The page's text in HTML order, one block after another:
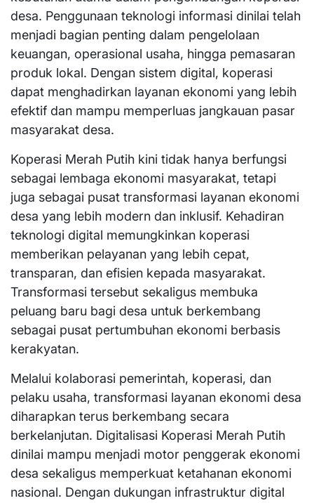
desa. Penggunaan teknologi informasi dinilai telah
menjadi bagian penting dalam pengelolaan
keuangan, operasional usaha, hingga pemasaran
produk lokal. Dengan sistem digital, koperasi
dapat menghadirkan layanan ekonomi yang lebih
efektif dan mampu memperluas jangkauan pasar
masyarakat desa.
Koperasi Merah Putih kini tidak hanya berfungsi
sebagai lembaga ekonomi masyarakat, tetapi
juga sebagai pusat transformasi layanan ekonomi
desa yang lebih modern dan inklusif. Kehadiran
teknologi digital memungkinkan koperasi
memberikan pelayanan yang lebih cepat,
transparan, dan efisien kepada masyarakat.
Transformasi tersebut sekaligus membuka
peluang baru bagi desa untuk berkembang
sebagai pusat pertumbuhan ekonomi berbasis
kerakyatan.
Melalui kolaborasi pemerintah, koperasi, dan
pelaku usaha, transformasi layanan ekonomi desa
diharapkan terus berkembang secara
berkelanjutan. Digitalisasi Koperasi Merah Putih
dinilai mampu menjadi motor penggerak ekonomi
desa sekaligus memperkuat ketahanan ekonomi
nasional. Dengan dukungan infrastruktur digital